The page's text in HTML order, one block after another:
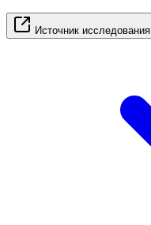
Источник исследования